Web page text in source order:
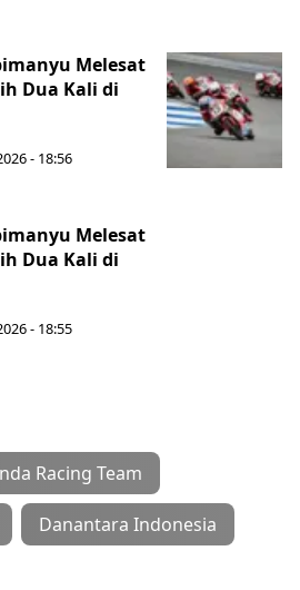
Melesat
Dua Kali di
- 18:56
Melesat
Dua Kali di
- 18:55
Racing Team
Danantara Indonesia